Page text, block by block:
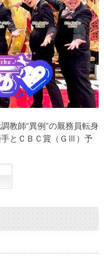
教師“異例”の厩務員転身
手とＣＢＣ賞（ＧⅢ）予